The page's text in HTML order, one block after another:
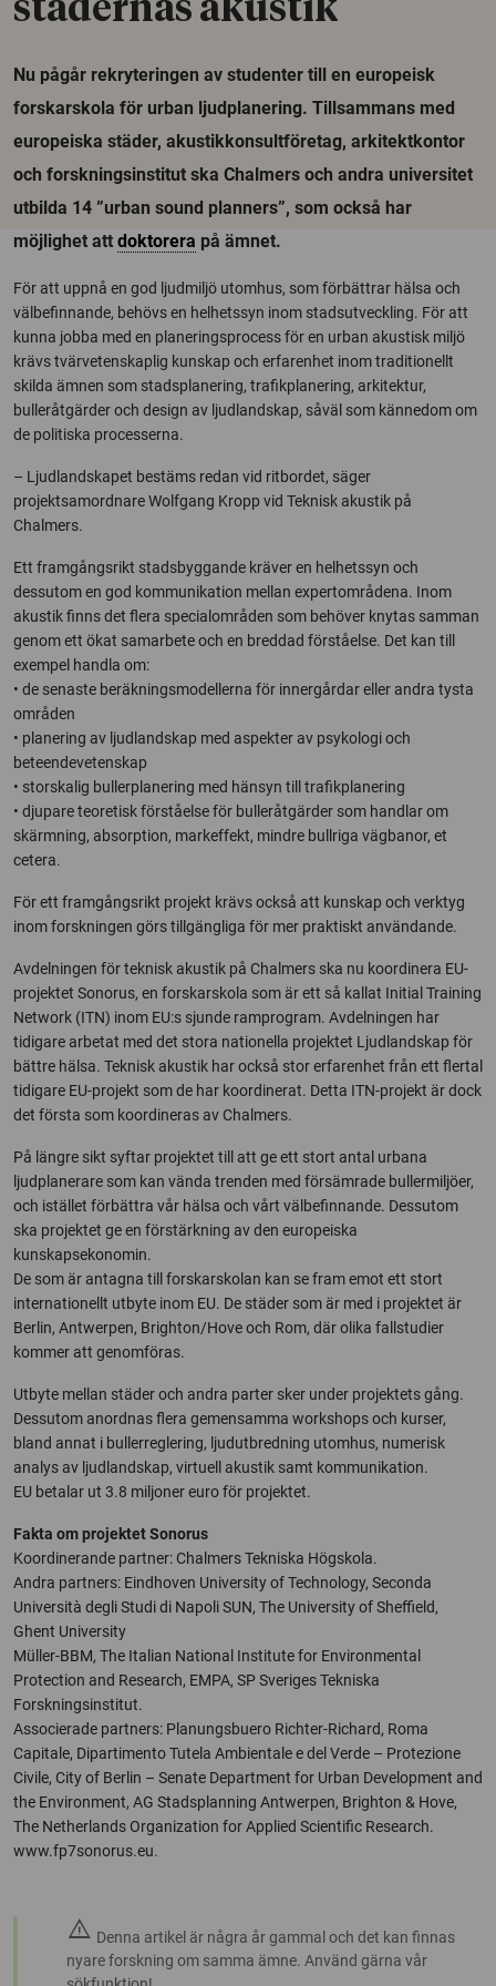
städernas akustik
Nu pågår rekryteringen av studenter till en europeisk
forskarskola för urban ljudplanering. Tillsammans med
europeiska städer, akustikkonsultföretag, arkitektkontor
och forskningsinstitut ska Chalmers och andra universitet
utbilda 14 ”urban sound planners”, som också har
möjlighet att doktorera på ämnet.
För att uppnå en god ljudmiljö utomhus, som förbättrar hälsa och
välbefinnande, behövs en helhetssyn inom stadsutveckling. För att
kunna jobba med en planeringsprocess för en urban akustisk miljö
krävs tvärvetenskaplig kunskap och erfarenhet inom traditionellt
skilda ämnen som stadsplanering, trafikplanering, arkitektur,
bulleråtgärder och design av ljudlandskap, såväl som kännedom om
de politiska processerna.
– Ljudlandskapet bestäms redan vid ritbordet, säger
projektsamordnare Wolfgang Kropp vid Teknisk akustik på
Chalmers.
Ett framgångsrikt stadsbyggande kräver en helhetssyn och
dessutom en god kommunikation mellan expertområdena. Inom
akustik finns det flera specialområden som behöver knytas samman
genom ett ökat samarbete och en breddad förståelse. Det kan till
exempel handla om:
• de senaste beräkningsmodellerna för innergårdar eller andra tysta
områden
• planering av ljudlandskap med aspekter av psykologi och
beteendevetenskap
• storskalig bullerplanering med hänsyn till trafikplanering
• djupare teoretisk förståelse för bulleråtgärder som handlar om
skärmning, absorption, markeffekt, mindre bullriga vägbanor, et
cetera.
För ett framgångsrikt projekt krävs också att kunskap och verktyg
inom forskningen görs tillgängliga för mer praktiskt användande.
Avdelningen för teknisk akustik på Chalmers ska nu koordinera EU-
projektet Sonorus, en forskarskola som är ett så kallat Initial Training
Network (ITN) inom EU:s sjunde ramprogram. Avdelningen har
tidigare arbetat med det stora nationella projektet Ljudlandskap för
bättre hälsa. Teknisk akustik har också stor erfarenhet från ett flertal
tidigare EU-projekt som de har koordinerat. Detta ITN-projekt är dock
det första som koordineras av Chalmers.
På längre sikt syftar projektet till att ge ett stort antal urbana
ljudplanerare som kan vända trenden med försämrade bullermiljöer,
och istället förbättra vår hälsa och vårt välbefinnande. Dessutom
ska projektet ge en förstärkning av den europeiska
kunskapsekonomin.
De som är antagna till forskarskolan kan se fram emot ett stort
internationellt utbyte inom EU. De städer som är med i projektet är
Berlin, Antwerpen, Brighton/Hove och Rom, där olika fallstudier
kommer att genomföras.
Utbyte mellan städer och andra parter sker under projektets gång.
Dessutom anordnas flera gemensamma workshops och kurser,
bland annat i bullerreglering, ljudutbredning utomhus, numerisk
analys av ljudlandskap, virtuell akustik samt kommunikation.
EU betalar ut 3.8 miljoner euro för projektet.
Fakta om projektet Sonorus
Koordinerande partner: Chalmers Tekniska Högskola.
Andra partners: Eindhoven University of Technology, Seconda
Università degli Studi di Napoli SUN, The University of Sheffield,
Ghent University
Müller-BBM, The Italian National Institute for Environmental
Protection and Research, EMPA, SP Sveriges Tekniska
Forskningsinstitut.
Associerade partners: Planungsbuero Richter-Richard, Roma
Capitale, Dipartimento Tutela Ambientale e del Verde – Protezione
Civile, City of Berlin – Senate Department for Urban Development and
the Environment, AG Stadsplanning Antwerpen, Brighton & Hove,
The Netherlands Organization for Applied Scientific Research.
www.fp7sonorus.eu.
warning Denna artikel är några år gammal och det kan finnas
nyare forskning om samma ämne. Använd gärna vår